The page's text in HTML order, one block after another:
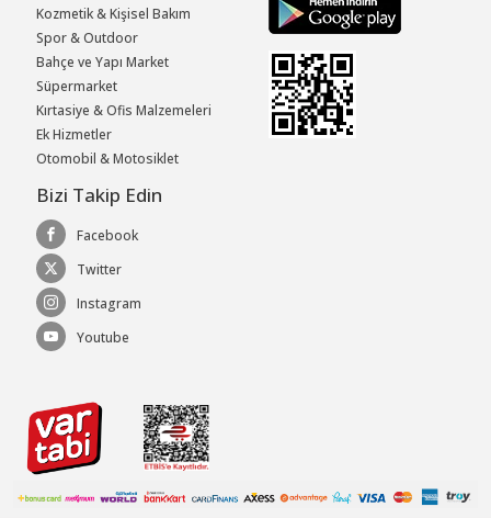
Kozmetik & Kişisel Bakım
Spor & Outdoor
Bahçe ve Yapı Market
Süpermarket
Kırtasiye & Ofis Malzemeleri
Ek Hizmetler
Otomobil & Motosiklet
Bizi Takip Edin
Facebook
Twitter
Instagram
Youtube